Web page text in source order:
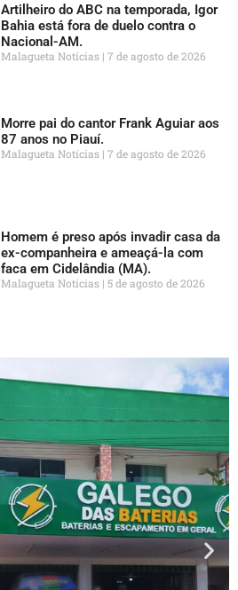
Artilheiro do ABC na temporada, Igor
Bahia está fora de duelo contra o
Nacional-AM.
Malagueta Notícias 7 de agosto de 2026
Morre pai do cantor Frank Aguiar aos
87 anos no Piauí.
Malagueta Notícias 7 de agosto de 2026
Homem é preso após invadir casa da
ex-companheira e ameaçá-la com
faca em Cidelândia (MA).
Malagueta Notícias 5 de agosto de 2026